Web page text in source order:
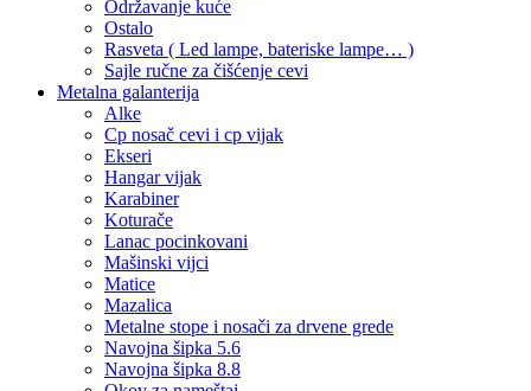
Održavanje kuće
Ostalo
Rasveta ( Led lampe, bateriske lampe… )
Sajle ručne za čišćenje cevi
Metalna galanterija
Alke
Cp nosač cevi i cp vijak
Ekseri
Hangar vijak
Karabiner
Koturače
Lanac pocinkovani
Mašinski vijci
Matice
Mazalica
Metalne stope i nosači za drvene grede
Navojna šipka 5.6
Navojna šipka 8.8